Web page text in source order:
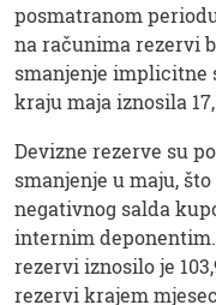
posmatranom
na računima rezervi
smanjenje implicitne
kraju maja iznosila
Devizne rezerve su
smanjenje u maju,
negativnog salda
internim
rezervi iznosilo je
rezervi krajem